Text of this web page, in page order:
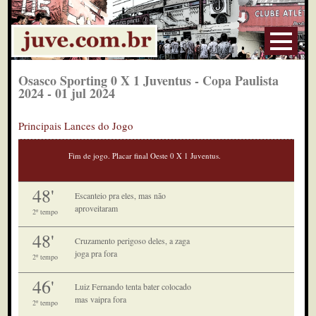
Osasco Sporting 0 X 1 Juventus - Copa Paulista
2024 - 01 jul 2024
Principais Lances do Jogo
Fim de jogo. Placar final Oeste 0 X 1 Juventus.
48'
2º tempo
Escanteio pra eles, mas não
aproveitaram
48'
2º tempo
Cruzamento perigoso deles, a zaga
joga pra fora
46'
2º tempo
Luiz Fernando tenta bater colocado
mas vaipra fora